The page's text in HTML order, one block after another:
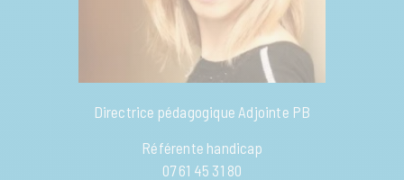
Directrice pédagogique Adjointe PB
Référente handicap
07 61 45 31 80